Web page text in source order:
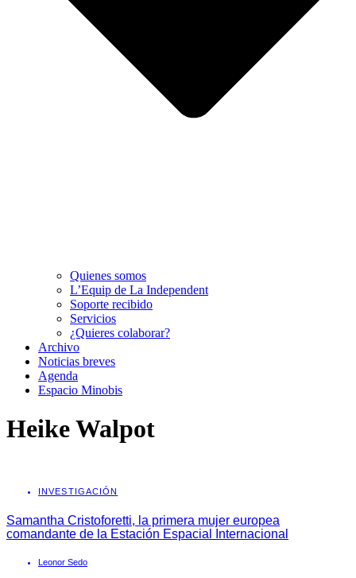
Quienes somos
L’Equip de La Independent
Soporte recibido
Servicios
¿Quieres colaborar?
Archivo
Noticias breves
Agenda
Espacio Minobis
Heike Walpot
INVESTIGACIÓN
Samantha Cristoforetti, la primera mujer europea
comandante de la Estación Espacial Internacional
Leonor Sedo